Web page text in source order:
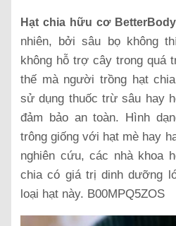
Hạt chia hữu cơ
nhiên, bởi sâu bọ không
không hỗ trợ cây trong quá
thế mà người trồng hạt
sử dụng thuốc trừ sâu hay
đảm bảo an toàn. Hình
trông giống với hạt mè hay
nghiên cứu, các nhà khoa
chia có giá trị dinh dưỡng
loại hạt này. B00MPQ5ZOS